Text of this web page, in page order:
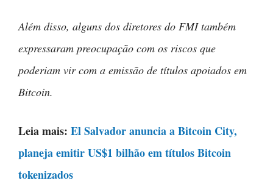
Além disso, alguns dos diretores do FMI também
expressaram preocupação com os riscos que
poderiam vir com a emissão de títulos apoiados em
Bitcoin.
Leia mais: El Salvador anuncia a Bitcoin City,
planeja emitir US$1 bilhão em títulos Bitcoin
tokenizados